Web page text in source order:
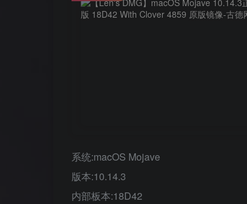
系统:macOS Mojave
版本:10.14.3
内部板本:18D42